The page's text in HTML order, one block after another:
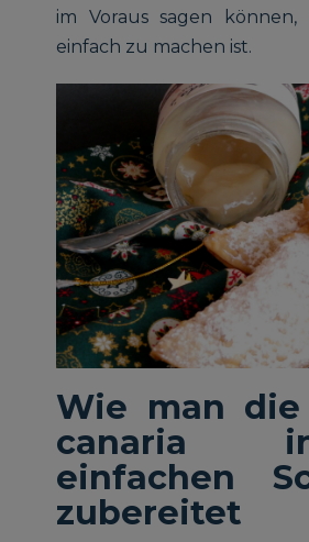
im Voraus sagen können,
einfach zu machen ist.
Wie man
canaria
einfachen
zubereitet